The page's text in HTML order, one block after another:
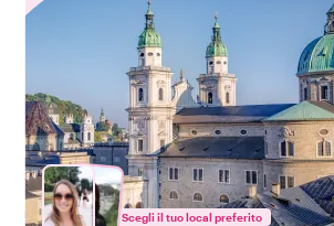
Scegli il tuo local preferito